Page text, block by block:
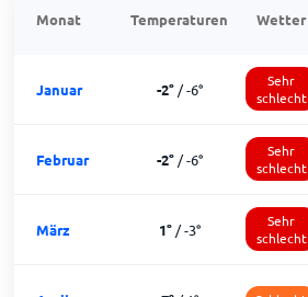
Monat Temperaturen Wetter
Januar -2°/-6°
Sehr
schlecht
Februar -2°/-6°
Sehr
schlecht
März 1°/-3°
Sehr
schlecht